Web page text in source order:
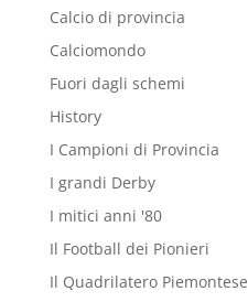
Calcio di provincia
Calciomondo
Fuori dagli schemi
History
I Campioni di Provincia
I grandi Derby
I mitici anni '80
Il Football dei Pionieri
Il Quadrilatero Piemontese